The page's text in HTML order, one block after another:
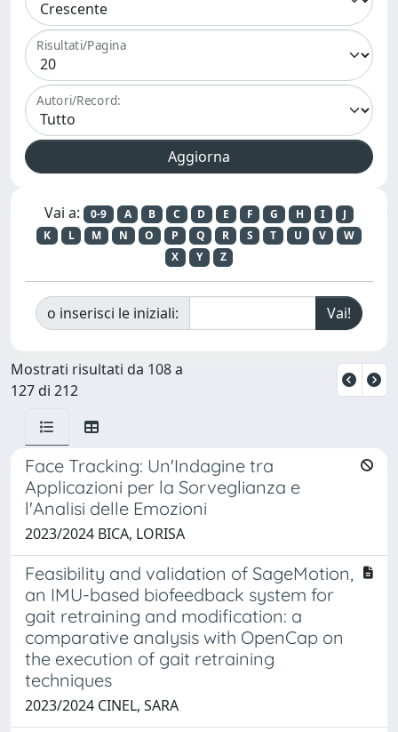
Risultati/Pagina
Autori/Record:
Vai a: 0-9 A B C D E F G H I
J
K
L M N O P Q R S T U V
W
X
Y Z
o inserisci le iniziali:
Mostrati risultati da 108 a
127 di 212
Face Tracking: Un'Indagine tra
Applicazioni per la Sorveglianza e
l'Analisi delle Emozioni
2023/2024 BICA, LORISA
Feasibility and validation of SageMotion,
an IMU-based biofeedback system for
gait retraining and modification: a
comparative analysis with OpenCap on
the execution of gait retraining
techniques
2023/2024 CINEL, SARA